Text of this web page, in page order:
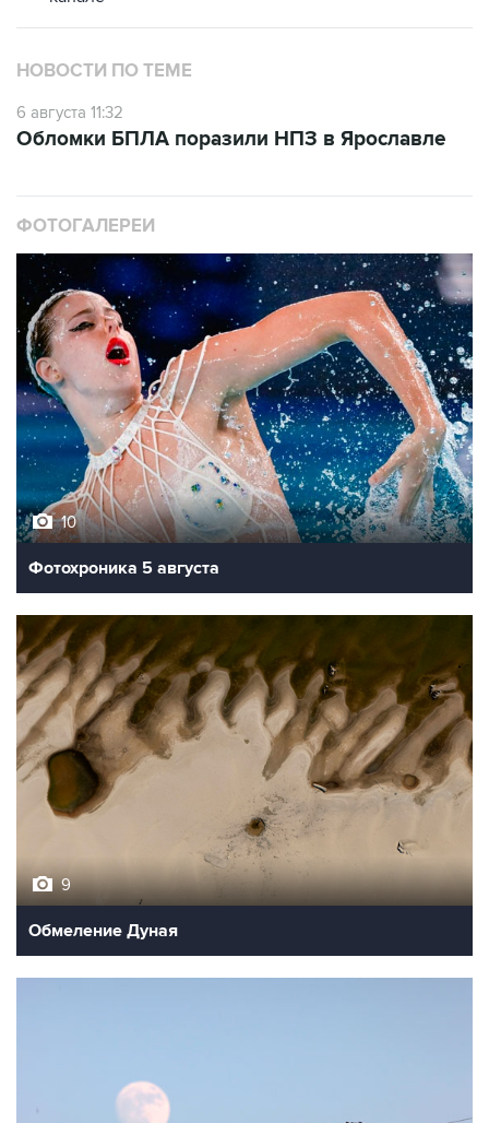
НОВОСТИ ПО ТЕМЕ
6 августа 11:32
Обломки БПЛА поразили НПЗ в Ярославле
ФОТОГАЛЕРЕИ
10
Фотохроника 5 августа
9
Обмеление Дуная